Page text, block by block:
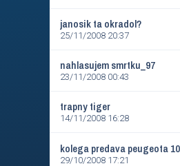
janosik ta okradol?
25/11/2008 20:37
nahlasujem smrtku_97
23/11/2008 00:43
trapny tiger
14/11/2008 16:28
29/10/2008 17:21